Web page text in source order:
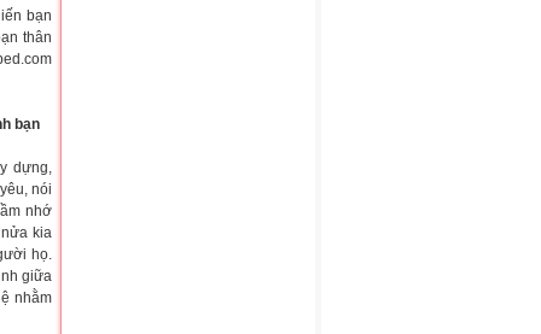
bạn
thân
bạn
dựng,
nói
nhớ
kia
họ.
giữa
nhằm